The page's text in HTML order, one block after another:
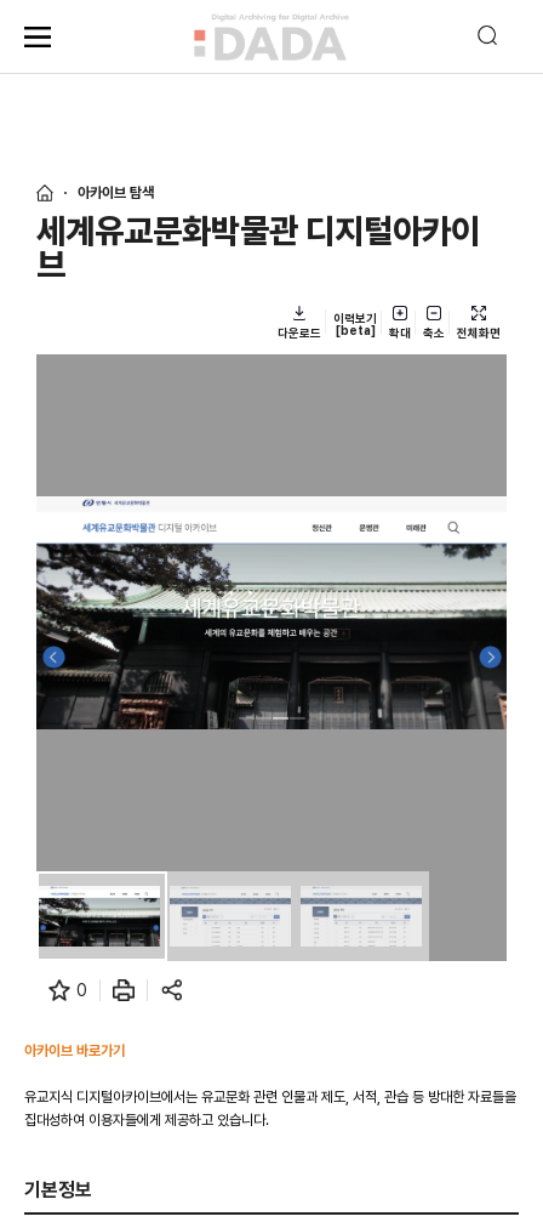
아카이브 탐색
세계유교문화박물관 디지털아카이
브
다운로드
이력보기
[beta]
확대 축소 전체화면
0
아카이브 바로가기
유교지식 디지털아카이브에서는 유교문화 관련 인물과 제도, 서적, 관습 등 방대한 자료들을
집대성하여 이용자들에게 제공하고 있습니다.
기본정보